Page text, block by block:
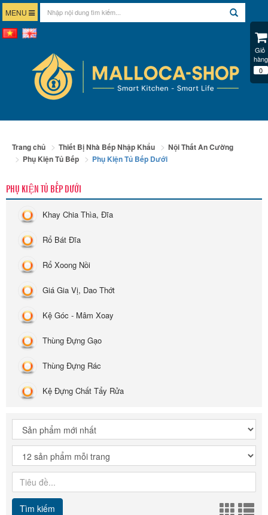
MENU
Trang chủ Thiết Bị Nhà Bếp Nhập Khẩu
Nội Thất An Cường
Phụ Kiện Tủ Bếp
Phụ Kiện Tủ Bếp Dưới
PHỤ KIỆN TỦ BẾP DƯỚI
Khay Chia Thìa, Đĩa
Rổ Bát Đĩa
Rổ Xoong Nồi
Giá Gia Vị, Dao Thớt
Kệ Góc - Mâm Xoay
Thùng Đựng Gạo
Thùng Đựng Rác
Kệ Đựng Chất Tẩy Rửa
Tìm kiếm
Giỏ
hàng
0